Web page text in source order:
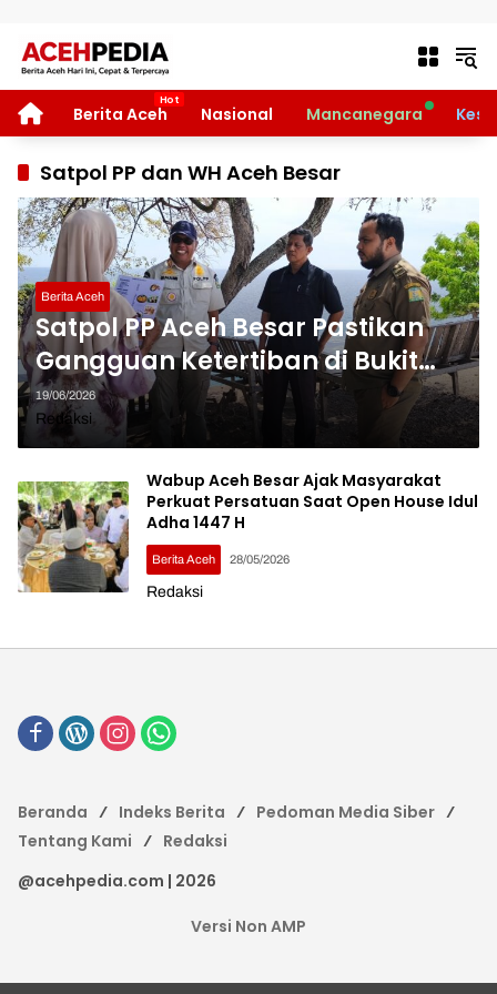
HOMEBerita Aceh Nasional Mancanegara
Satpol PP dan WH Aceh Besar
Berita Aceh
Satpol PP Aceh Besar Pastikan
Gangguan Ketertiban di Bukit
Lamreh Tak Terulang,
Pengawasan Diperketat
19/06/2026
Redaksi
Wabup Aceh Besar Ajak Masyarakat
Perkuat Persatuan Saat Open House Idul
Adha 1447 H
Berita Aceh 28/05/2026
Redaksi
Beranda Indeks Berita
Pedoman Media Siber
Tentang Kami
Redaksi
@acehpedia.com | 2026
Versi Non AMP